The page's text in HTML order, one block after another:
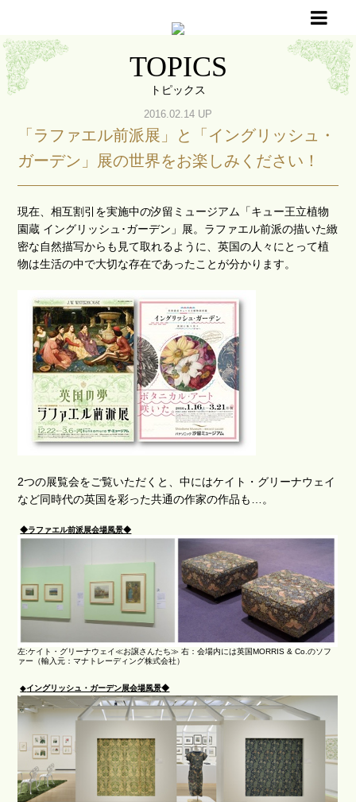
TOPICS
トピックス
2016.02.14 UP
「ラファエル前派展」と「イングリッシュ・
ガーデン」展の世界をお楽しみください！
現在、相互割引を実施中の汐留ミュージアム「キュー王立植物
園蔵 イングリッシュ･ガーデン」展。ラファエル前派の描いた緻
密な自然描写からも見て取れるように、英国の人々にとって植
物は生活の中で大切な存在であったことが分かります。
2つの展覧会をご覧いただくと、中にはケイト・グリーナウェイ
など同時代の英国を彩った共通の作家の作品も…。
◆ラファエル前派展会場風景◆
左:ケイト・グリーナウェイ≪お譲さんたち≫ 右：会場内には英国MORRIS & Co.のソフ
ァー（輸入元：マナトレーディング株式会社）
◆イングリッシュ・ガーデン展会場風景◆